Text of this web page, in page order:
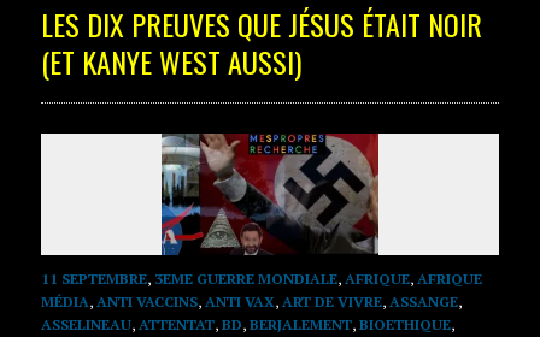
LES DIX PREUVES QUE JÉSUS ÉTAIT NOIR
(ET KANYE WEST AUSSI)
11 SEPTEMBRE, 3EME GUERRE MONDIALE, AFRIQUE, AFRIQUE
MÉDIA, ANTI VACCINS, ANTI VAX, ART DE VIVRE, ASSANGE,
ASSELINEAU, ATTENTAT, BD, BERJALEMENT, BIOETHIQUE,